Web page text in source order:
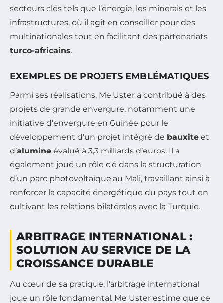
secteurs clés tels que l’énergie, les minerais et les
infrastructures, où il agit en conseiller pour des
multinationales tout en facilitant des partenariats
turco-africains.
EXEMPLES DE PROJETS EMBLÉMATIQUES
Parmi ses réalisations, Me Uster a contribué à des
projets de grande envergure, notamment une
initiative d’envergure en Guinée pour le
développement d’un projet intégré de bauxite et
d’alumine évalué à 3,3 milliards d’euros. Il a
également joué un rôle clé dans la structuration
d’un parc photovoltaïque au Mali, travaillant ainsi à
renforcer la capacité énergétique du pays tout en
cultivant les relations bilatérales avec la Turquie.
ARBITRAGE INTERNATIONAL :
SOLUTION AU SERVICE DE LA
CROISSANCE DURABLE
Au cœur de sa pratique, l’arbitrage international
joue un rôle fondamental. Me Uster estime que ce